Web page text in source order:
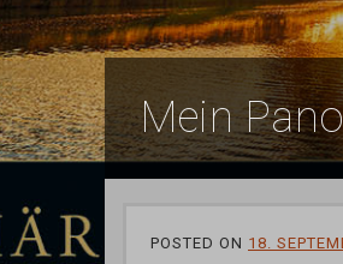
Mein
POSTED ON 18.